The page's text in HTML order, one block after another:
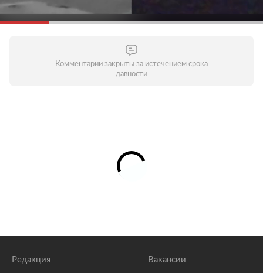
Комментарии закрыты за истечением срока
давности
Редакция Вакансии